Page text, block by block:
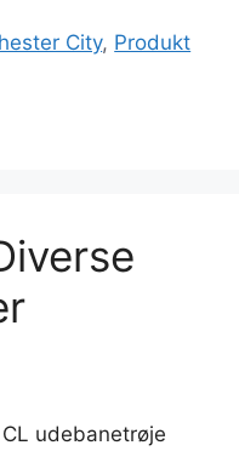
City, Produkt
udebanetrøje